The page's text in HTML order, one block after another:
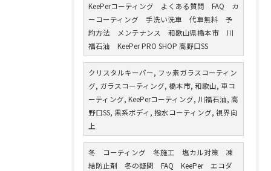
KeePerコーティング よくある質問 FAQ カ
ーコーティング 手洗い洗車 代車無料 予
約方法 メンテナンス 和歌山県橋本市 川
福石油 KeePer PRO SHOP 高野口SS
クリスタルキーパー, フッ素ガラスコーティン
グ, ガラスコーティング, 橋本市, 和歌山, 車コ
ーティング, KeePerコーティング, 川福石油, 高
野口SS, 黒系ボディ, 撥水コーティング, 視界向
上
冬 コーティング 冬施工 塩カル対策 凍
結防止剤 冬の疑問 FAQ KeePer エコダ